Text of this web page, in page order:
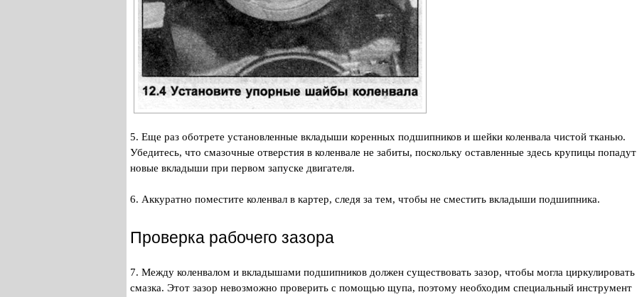
5. Еще раз оботрете установленные вкладыши коренных подшипников и шейки коленвала чистой тканью.
Убедитесь, что смазочные отверстия в коленвале не забиты, поскольку оставленные здесь крупицы
новые вкладыши при первом запуске двигателя.
6. Аккуратно поместите коленвал в картер, следя за тем, чтобы не сместить вкладыши подшипника.
Проверка рабочего зазора
7. Между коленвалом и вкладышами подшипников должен существовать зазор, чтобы могла циркулировать
смазка. Этот зазор невозможно проверить с помощью щупа, поэтому необходим специальный инструмент